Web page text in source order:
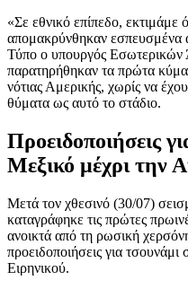
«Σε εθνικό επίπεδο, εκτιμάμε
απομακρύνθηκαν εσπευσμένα
Τύπο ο υπουργός
παρατηρήθηκαν τα πρώτα
νότιας Αμερικής, χωρίς να
θύματα ως αυτό το στάδιο.
Προειδοποιήσεις
Μεξικό μέχρι την
Μετά τον χθεσινό (30/07)
καταγράφηκε τις πρώτες
ανοικτά από τη ρωσική
προειδοποιήσεις για
Ειρηνικού.